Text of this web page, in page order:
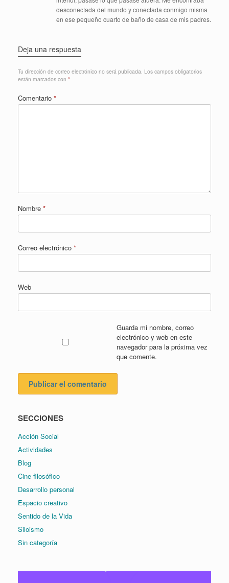
desconectada del mundo y conectada conmigo misma
en ese pequeño cuarto de baño de casa de mis padres.
Deja una respuesta
Tu dirección de correo electrónico no será publicada. Los campos obligatorios
están marcados con *
Comentario *
Nombre *
Correo electrónico *
Web
Guarda mi nombre, correo
electrónico y web en este
navegador para la próxima vez
que comente.
SECCIONES
Acción Social
Actividades
Blog
Cine filosófico
Desarrollo personal
Espacio creativo
Sentido de la Vida
Siloismo
Sin categoría